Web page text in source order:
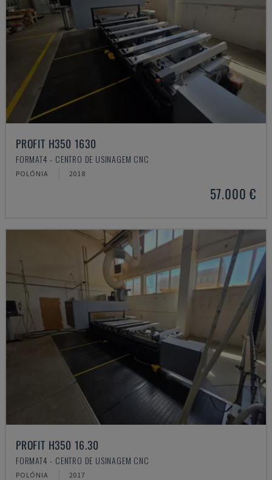
PROFIT H350 1630
FORMAT4 - CENTRO DE USINAGEM CNC
POLÓNIA 2018
57.000 €
PROFIT H350 16.30
FORMAT4 - CENTRO DE USINAGEM CNC
POLÓNIA 2017